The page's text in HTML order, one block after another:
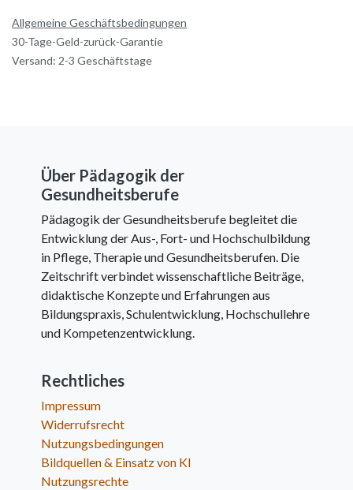
Allgemeine Geschäftsbedingungen
30-Tage-Geld-zurück-Garantie
Versand: 2-3 Geschäftstage
Über Pädagogik der
Gesundheitsberufe
Pädagogik der Gesundheitsberufe begleitet die
Entwicklung der Aus-, Fort- und Hochschulbildung
in Pflege, Therapie und Gesundheitsberufen. Die
Zeitschrift verbindet wissenschaftliche Beiträge,
didaktische Konzepte und Erfahrungen aus
Bildungspraxis, Schulentwicklung, Hochschullehre
und Kompetenzentwicklung.
Rechtliches
Impressum
Widerrufsrecht
Nutzungsbedingungen
Bildquellen & Einsatz von KI
Nutzungsrechte